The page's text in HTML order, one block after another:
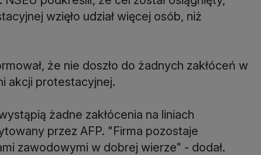
wzięło udział więcej osób, niż
że nie doszło do żadnych zakłóceń w
akcji protestacyjnej.
żadne zakłócenia na liniach
przez AFP. "Firma pozostaje
zawodowymi w dobrej wierze" - dodał.